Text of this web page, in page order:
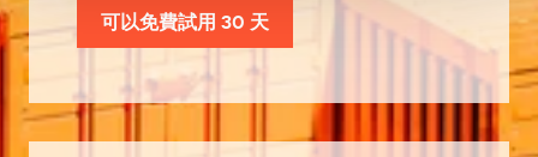
可以免費試用 30 天